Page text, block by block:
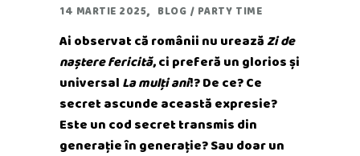
14 MARTIE 2025 BLOG / PARTY TIME
Ai observat că românii nu urează Zi de
naștere fericită, ci preferă un glorios și
universal La mulți ani!? De ce? Ce
secret ascunde această expresie?
Este un cod secret transmis din
generație în generație? Sau doar un